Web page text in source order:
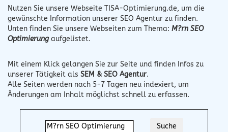
Nutzen Sie unsere Webseite TISA-Optimierung.de, um die
gewünschte Information unserer SEO Agentur zu finden.
Unten finden Sie unsere Webseiten zum Thema: M?rn SEO
Optimierungaufgelistet.
Mit einem Klick gelangen Sie zur Seite und finden Infos zu
unserer Tätigkeit als SEM & SEO Agentur.
Alle Seiten werden nach 5-7 Tagen neu indexiert, um
Änderungen am Inhalt möglichst schnell zu erfassen.